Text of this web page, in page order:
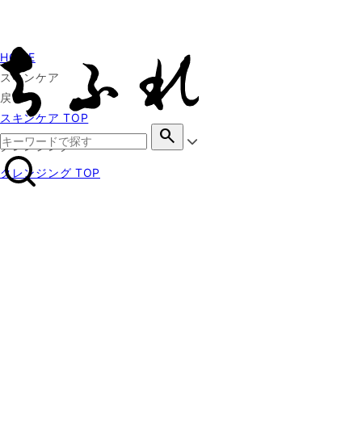
search
HOME
スキンケア
戻る
スキンケア TOP
クレンジング
クレンジング TOP